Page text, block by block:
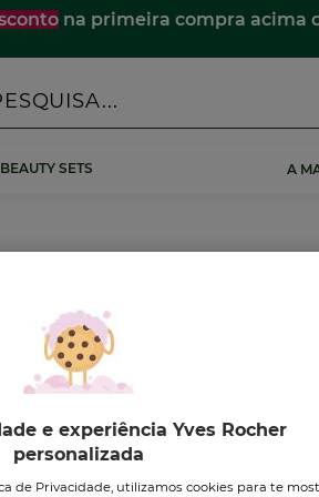
☀️
BEAUTY SETS A
e experiência Yves Rocher
personalizada
de Privacidade, utilizamos cookies para te